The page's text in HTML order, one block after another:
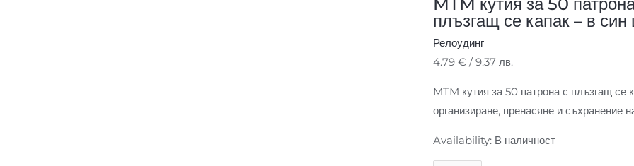
плъзгащ се капак – в син
Релоудинг
4.79€ / 9.37 лв.
MTM кутия за 50 патрона с плъзгащ се
организиране, пренасяне и съхранение
Availability: В наличност
плъзгащ
се
капак
–
в